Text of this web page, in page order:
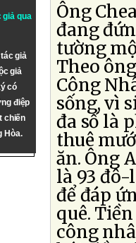
giả qua
giả
giả
có
điệp
chiến
Hòa.
Ông
đang
tường
Theo
Công
sống, vì
đa số là
thuê
ăn. Ông
là 93
để đáp
quê.
công